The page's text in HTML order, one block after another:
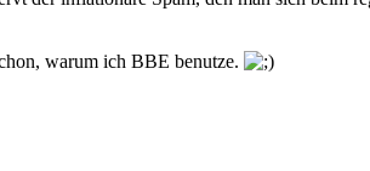
warum ich BBE benutze.